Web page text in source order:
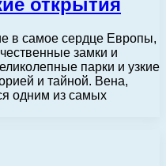
в самое сердце Европы,
замки и
парки и узкие
и тайной. Вена,
одним из самых